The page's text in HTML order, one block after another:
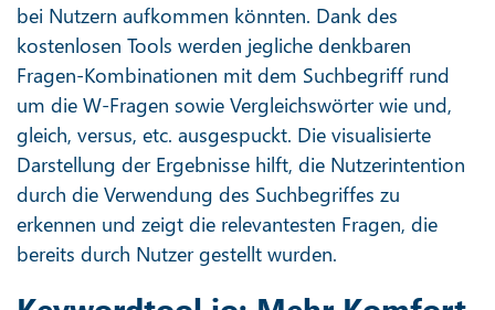
bei Nutzern aufkommen könnten. Dank des
kostenlosen Tools werden jegliche denkbaren
Fragen-Kombinationen mit dem Suchbegriff rund
um die W-Fragen sowie Vergleichswörter wie und,
gleich, versus, etc. ausgespuckt. Die visualisierte
Darstellung der Ergebnisse hilft, die Nutzerintention
durch die Verwendung des Suchbegriffes zu
erkennen und zeigt die relevantesten Fragen, die
bereits durch Nutzer gestellt wurden.